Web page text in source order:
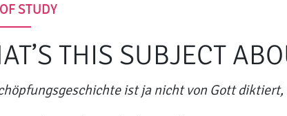
STUDY
THIS SUBJECT
ist ja nicht von Gott diktiert,